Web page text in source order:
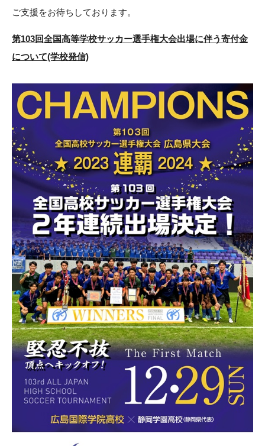
ご支援をお待ちしております。
第103回全国高等学校サッカー選手権大会出場に伴う寄付金
について(学校発信)